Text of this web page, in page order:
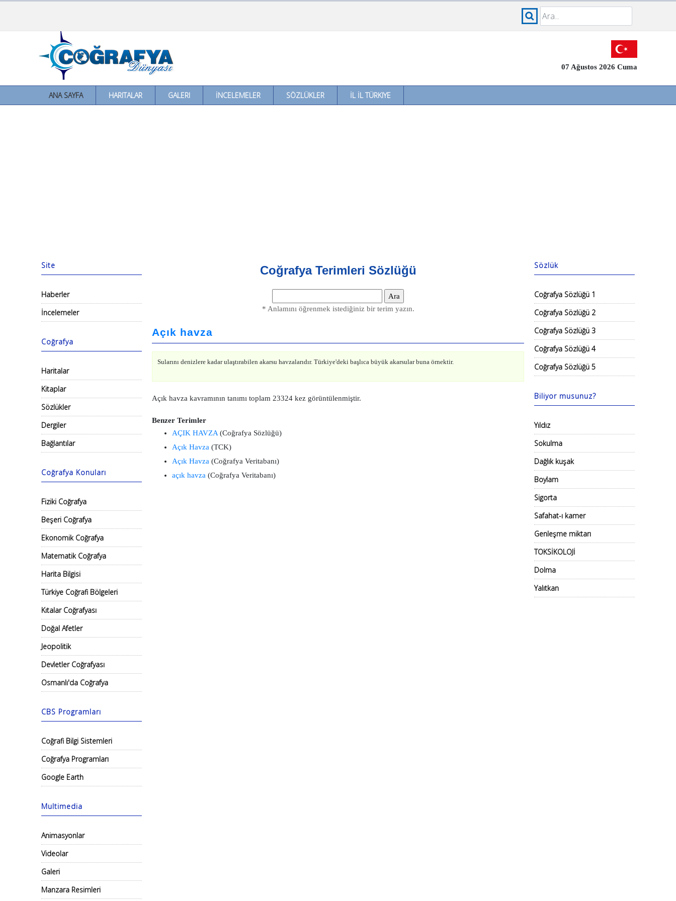
07 Ağustos 2026 Cuma
ANA SAYFA HARITALAR GALERI İNCELEMELER SÖZLÜKLER İL İL TÜRKIYE
Site
Haberler
İncelemeler
Coğrafya
Haritalar
Kitaplar
Sözlükler
Dergiler
Bağlantılar
Coğrafya Konuları
Fiziki Coğrafya
Beşeri Coğrafya
Ekonomik Coğrafya
Matematik Coğrafya
Harita Bilgisi
Türkiye Coğrafi Bölgeleri
Kıtalar Coğrafyası
Doğal Afetler
Jeopolitik
Devletler Coğrafyası
Osmanlı'da Coğrafya
CBS Programları
Coğrafi Bilgi Sistemleri
Coğrafya Programları
Google Earth
Multimedia
Animasyonlar
Videolar
Galeri
Manzara Resimleri
Coğrafya Terimleri Sözlüğü
* Anlamını öğrenmek istediğiniz bir terim yazın.
Açık havza
Sularını denizlere kadar ulaştırabilen akarsu havzalarıdır. Türkiye'deki başlıca büyük akarsular buna örnektir.
Açık havza kavramının tanımı toplam 23324 kez görüntülenmiştir.
Benzer Terimler
AÇIK HAVZA (Coğrafya Sözlüğü)
Açık Havza (TCK)
Açık Havza (Coğrafya Veritabanı)
açık havza (Coğrafya Veritabanı)
Sözlük
Coğrafya Sözlüğü 1
Coğrafya Sözlüğü 2
Coğrafya Sözlüğü 3
Coğrafya Sözlüğü 4
Coğrafya Sözlüğü 5
Biliyor musunuz?
Yıldız
Sokulma
Dağlık kuşak
Boylam
Sigorta
Safahat-ı kamer
Genleşme miktarı
TOKSİKOLOJİ
Dolma
Yalıtkan